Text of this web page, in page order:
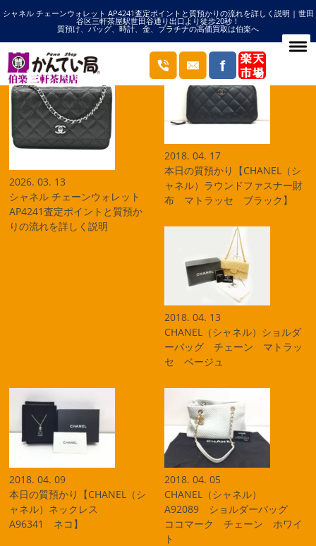
シャネル チェーンウォレット AP4241査定ポイントと質預かりの流れを詳しく説明 | 世田
谷区三軒茶屋駅世田谷通り出口より徒歩20秒！
質預け、バッグ、時計、金、プラチナの高価買取は伯楽へ
HOME シャネルの記事一覧
ブログ
2026. 03. 13
シャネル チェーンウォレット
AP4241査定ポイントと質預か
りの流れを詳しく説明
2018. 04. 17
本日の質預かり【CHANEL（シ
ャネル）ラウンドファスナー財
布 マトラッセ ブラック】
2018. 04. 13
CHANEL（シャネル）ショルダ
ーバッグ チェーン マトラッ
セ ベージュ
2018. 04. 09
本日の質預かり【CHANEL（シ
ャネル）ネックレス
A96341 ネコ】
2018. 04. 05
CHANEL（シャネル）
A92089 ショルダーバッグ
ココマーク チェーン ホワイ
ト